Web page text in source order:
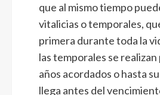
que al mismo tiempo
vitalicias o temporales,
primera durante toda la
las temporales se
años acordados o hasta
llega antes del